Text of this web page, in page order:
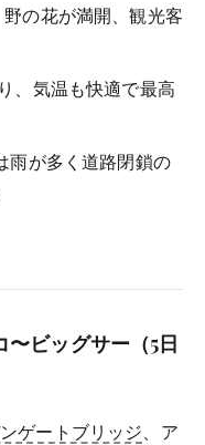
野の花が満開、観光客
、気温も快適で最高
雨が多く道路閉鎖の
ビッグサー（5日
ゲートブリッジ 、ア